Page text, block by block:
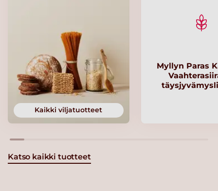
Kaikki viljatuotteet
Myllyn Paras
Katso kaikki tuotteet